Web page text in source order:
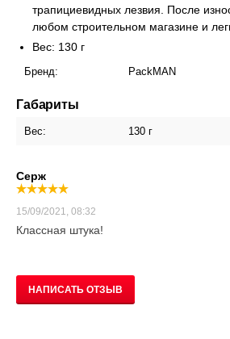
трапициевидных лезвия. После
любом строительном магазине и
Вес: 130 г
Бренд: PackMAN
Габариты
Вес: 130 г
Серж
15/09/2021, 08:32
Классная штука!
НАПИСАТЬ ОТЗЫВ